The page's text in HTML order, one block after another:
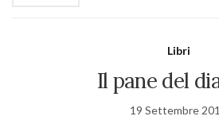
Libri
Il pane del
19 Settembre